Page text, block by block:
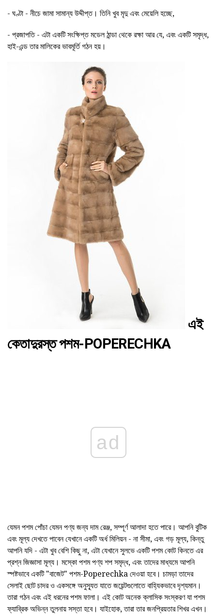
- ঘণ্টা - নীচে জামা সামান্য উদ্দীপ্ত। তিনি খুব মৃদু এবং মেয়েলি হচ্ছে,
- প্রজাপতি - এটা একটি সংক্ষিপ্ত মডেল ঠান্ডা থেকে রক্ষা আর যে, এবং একটি সমৃদ্ধ,
হাই-এন্ড তার মালিকের ভাবমূর্তি গঠন হয়।
এই
কেতাদুরস্ত পশম-POPERECHKA
ad
যেমন পশম পোঁচা যেমন পণ্য জন্য দাম রেঞ্জ, সম্পূর্ণ আলাদা হতে পারে। আপনি বুটিক
এবং মূল্য দেখতে পাবেন যেখানে একটি অর্ধ মিলিয়ন - না সীমা, এবং গড় মূল্য, কিন্তু
আপনি যদি - এটা খুব বেশি কিছু না, এটা যেখানে সুলভে একটি পশম কোট কিনতে এর
প্রশ্ন জিজ্ঞাসা মূল্য। মস্কো পশম পণ্য শপ সমৃদ্ধ, এবং তাদের মাধ্যমে আপনি
স্পষ্টভাবে একটি "বাজেট" পশম-Poperechka দেওয়া হবে। চামড়া তাদের
সেলাই ছোট চাদর ও একসঙ্গে অনুস্যূত যাতে জয়েন্টগুলোতে বাহ্যিকভাবে দৃশ্যমান।
তারা গঠন এবং এই ধরনের পশম ফালা। এই কোট অনেক ক্লাসিক সংস্করণ যা পশম
ফ্যাব্রিক অভিন্ন তুলনায় সস্তা হবে। যাইহোক, তারা তার জনপ্রিয়তার শিখর এখন।